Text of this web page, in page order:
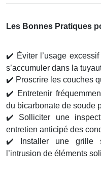
Les Bonnes Pratiques
✔️ Éviter l’usage
s’accumuler dans la
✔️ Proscrire les couches
✔️ Entretenir
du bicarbonate de soude
✔️ Solliciter une
entretien anticipé des
✔️ Installer une grille
l’intrusion de éléments